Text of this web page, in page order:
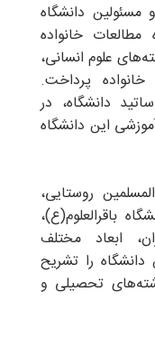
دانشگاه
مطالعات خانواده
علوم انسانی،
پرداخت.
دانشگاه، در
این دانشگاه
روستایی،
باقرالعلوم(ع)،
ابعاد مختلف
را تشریح
تحصیلی و